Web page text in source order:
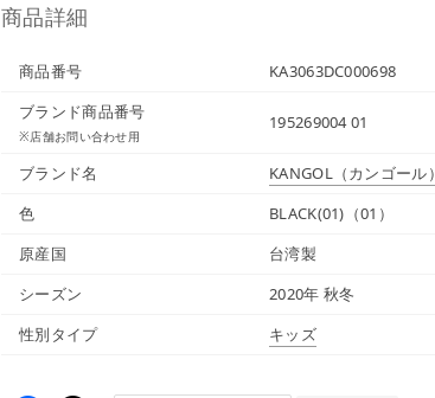
商品詳細
商品番号
KA3063DC000698
ブランド商品番号
※店舗お問い合わせ用
195269004 01
ブランド名 KANGOL
（カンゴール）
色
BLACK(01)（01）
原産国
台湾製
シーズン
2020年 秋冬
性別タイプ
キッズ